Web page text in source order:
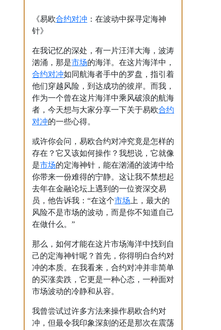
《易欧合约对冲 ：在波动中探寻定海神
针》
在我记忆的深处，有一片汪洋大海，波涛
汹涌，那是市场的海洋。在这片海洋中，
合约对冲如同航海者手中的罗盘，指引着
他们穿越风险，到达成功的彼岸。而我，
作为一个曾在这片海洋中乘风破浪的航海
者，今天想与大家分享一下关于易欧合约
对冲的一些心得。
或许你会问，易欧合约对冲究竟是怎样的
存在？它又该如何操作？我想说，它就像
是市场的定海神针，能在汹涌的波涛中给
你带来一份难得的宁静。这让我不禁想起
去年在金融论坛上遇到的一位资深交易
员，他告诉我：“在这个市场 上，最大的
风险不是市场的波动，而是你不知道自己
在做什么。”
那么，如何才能在这片市场海洋中找到自
己的定海神针呢？首先，你得明白合约对
冲的本质。在我看来，合约对冲并非简单
的买涨卖跌，它更是一种心态，一种面对
市场波动的冷静和从容。
我曾尝试过许多方法来操作易欧合约对
冲，但最令我印象深刻的还是那次在震荡